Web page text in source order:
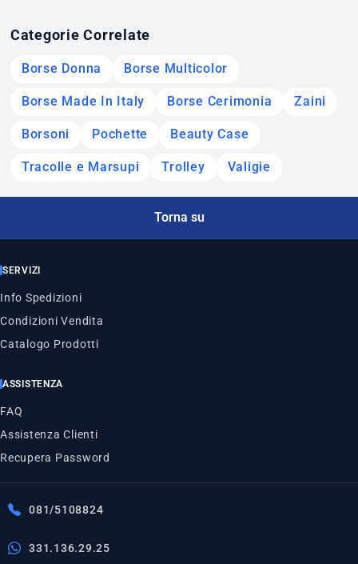
Categorie Correlate
Borse Donna Borse Multicolor
Borse Made In Italy Borse Cerimonia Zaini
Borsoni Pochette Beauty Case
Tracolle e Marsupi Trolley Valigie
Torna su
SERVIZI
Info Spedizioni
Condizioni Vendita
Catalogo Prodotti
ASSISTENZA
FAQ
Assistenza Clienti
Recupera Password
081/5108824
331.136.29.25